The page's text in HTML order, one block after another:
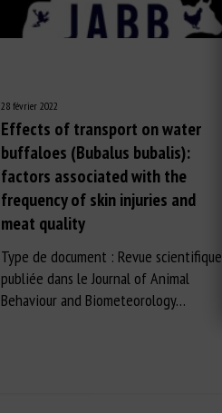
28 février 2022
Effects of transport on water
buffaloes (Bubalus bubalis):
factors associated with the
frequency of skin injuries and
meat quality
Type de document : Revue scientifique
publiée dans le Journal of Animal
Behaviour and Biometeorology…